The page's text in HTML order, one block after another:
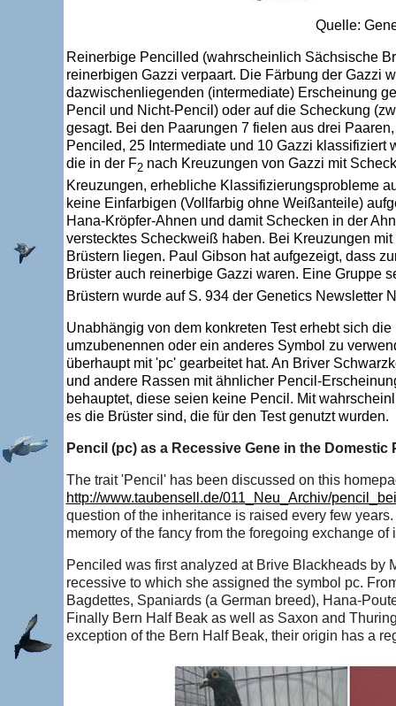
Quelle:
Reinerbige Pencilled (wahrscheinlich Sächsische
reinerbigen Gazzi verpaart. Die Färbung der Gazzi
dazwischenliegenden (intermediate) Erscheinung
Pencil und Nicht-Pencil) oder auf die Scheckung
gesagt. Bei den Paarungen 7 fielen aus drei
Penciled, 25 Intermediate und 10 Gazzi
die in der F2nach Kreuzungen von Gazzi mit
Kreuzungen, erhebliche Klassifizierungsprobleme
keine Einfarbigen (Vollfarbig ohne Weißanteile)
Hana-Kröpfer-Ahnen und damit Schecken in der
verstecktes Scheckweiß haben. Bei Kreuzungen
Brüstern liegen. Paul Gibson hat aufgezeigt, dass
Brüster auch reinerbige Gazzi waren. Eine Gruppe
Brüstern wurde auf S. 934 der Genetics Newsletter
Unabhängig von dem konkreten Test erhebt sich
umzubenennen oder ein anderes Symbol zu
überhaupt mit 'pc' gearbeitet hat. An Briver
und andere Rassen mit ähnlicher Pencil-
behauptet, diese seien keine Pencil. Mit
es die Brüster sind, die für den Test genutzt wurden.
Pencil (pc) as a Recessive Gene in the Domestic
The trait 'Pencil' has been discussed on this
http://www.taubensell.de/011_Neu_Archiv/
question of the inheritance is raised every few
memory of the fancy from the foregoing exchange of
Penciled was first analyzed at Brive Blackheads by
recessive to which she assigned the symbol pc.
Bagdettes, Spaniards (a German breed), Hana-
Finally Bern Half Beak as well as Saxon and
exception of the Bern Half Beak, their origin has a